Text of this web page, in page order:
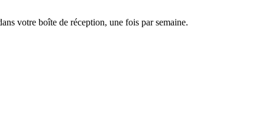
votre boîte de réception, une fois par semaine.